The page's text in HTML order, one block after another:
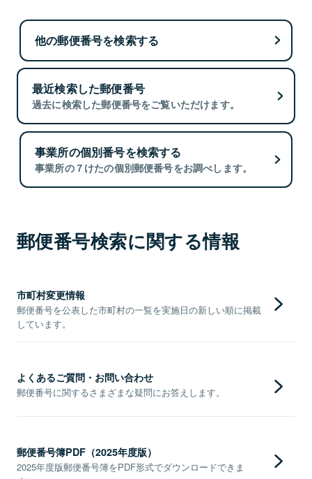
他の郵便番号を検索する
最近検索した郵便番号
過去に検索した郵便番号をご覧いただけます。
事業所の個別番号を検索する
事業所の７けたの個別郵便番号をお調べします。
郵便番号検索に関する情報
市町村変更情報
郵便番号を公表した市町村の一覧を実施日の新しい順に掲載
しています。
よくあるご質問・お問い合わせ
郵便番号に関するさまざまな疑問にお答えします。
郵便番号簿PDF（2025年度版）
2025年度版郵便番号簿をPDF形式でダウンロードできま